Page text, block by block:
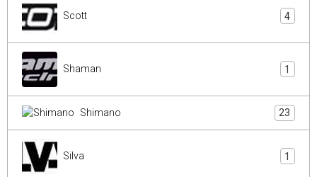
Scott 4
Shaman 1
Shimano 23
Silva 1